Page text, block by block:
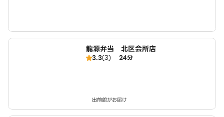
龍源弁当 北区会所店
3.3(3) 24分
出前館がお届け